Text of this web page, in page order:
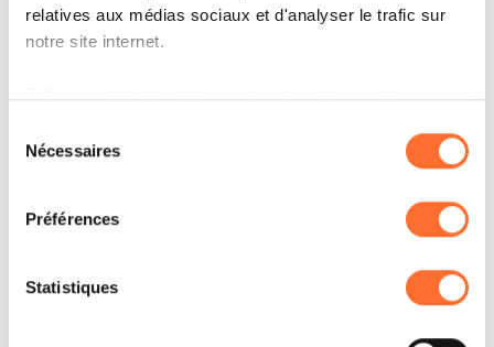
relatives aux médias sociaux et d'analyser le trafic sur
notre site internet.
à l’exception des cookies strictement nécessaires au
fonctionnement du site. Une description des différents
cookies est accessible sous l’onglet « Détails » ci-
dessus.
Il est précisé que la navigation sur le site et certaines
fonctionnalités (ex : lecture de vidéos, partage sur les
Nécessaires
Préférences
Statistiques
structuration du sport automobile au
Luxembourg. L’introduction de l’outil IDD Sport
plus professionnel, tout en respectant la réalité
du terrain et l’implication bénévole qui fait
vivre la discipline.